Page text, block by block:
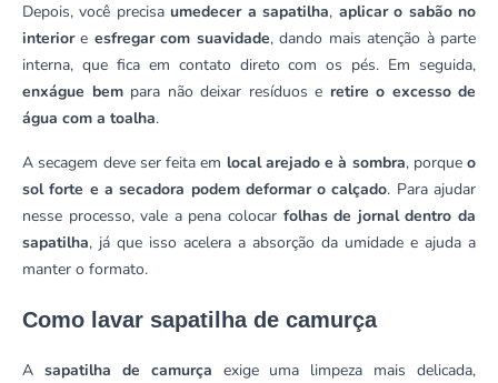
Depois, você precisaumedecer a sapatilha, aplicar o sabão no
interiore esfregar com suavidade, dando mais atenção à parte
interna, que fica em contato direto com os pés. Em seguida,
enxágue bempara não deixar resíduos e retire o excesso de
água com a toalha.
A secagem deve ser feita em local arejado e à sombra, porque o
sol forte e a secadora podem deformar o calçado. Para ajudar
nesse processo, vale a pena colocar folhas de jornal dentro da
sapatilha, já que isso acelera a absorção da umidade e ajuda a
manter o formato.
Como lavar sapatilha de camurça
A sapatilha de camurça exige uma limpeza mais delicada,